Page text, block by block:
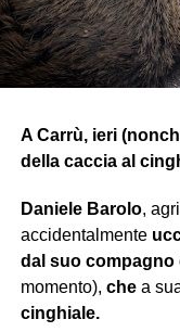
A Carrù, ieri
della caccia al
Daniele Barolo,
accidentalmente
dal suo compagno
momento), chea
cinghiale.